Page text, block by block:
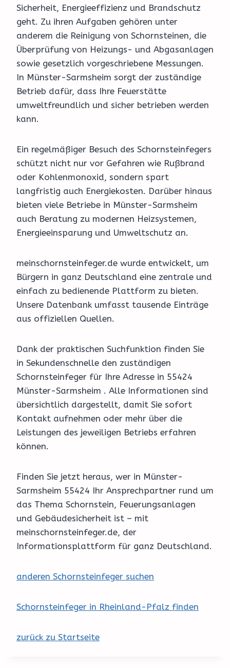
Sicherheit, Energieeffizienz und Brandschutz
geht. Zu ihren Aufgaben gehören unter
anderem die Reinigung von Schornsteinen, die
Überprüfung von Heizungs- und Abgasanlagen
sowie gesetzlich vorgeschriebene Messungen.
In Münster-Sarmsheim sorgt der zuständige
Betrieb dafür, dass Ihre Feuerstätte
umweltfreundlich und sicher betrieben werden
kann.
Ein regelmäßiger Besuch des Schornsteinfegers
schützt nicht nur vor Gefahren wie Rußbrand
oder Kohlenmonoxid, sondern spart
langfristig auch Energiekosten. Darüber hinaus
bieten viele Betriebe in Münster-Sarmsheim
auch Beratung zu modernen Heizsystemen,
Energieeinsparung und Umweltschutz an.
meinschornsteinfeger.de wurde entwickelt, um
Bürgern in ganz Deutschland eine zentrale und
einfach zu bedienende Plattform zu bieten.
Unsere Datenbank umfasst tausende Einträge
aus offiziellen Quellen.
Dank der praktischen Suchfunktion finden Sie
in Sekundenschnelle den zuständigen
Schornsteinfeger für Ihre Adresse in 55424
Münster-Sarmsheim . Alle Informationen sind
übersichtlich dargestellt, damit Sie sofort
Kontakt aufnehmen oder mehr über die
Leistungen des jeweiligen Betriebs erfahren
können.
Finden Sie jetzt heraus, wer in Münster-
Sarmsheim 55424 Ihr Ansprechpartner rund um
das Thema Schornstein, Feuerungsanlagen
und Gebäudesicherheit ist – mit
meinschornsteinfeger.de, der
Informationsplattform für ganz Deutschland.
anderen Schornsteinfeger suchen
Schornsteinfeger in Rheinland-Pfalz finden
zurück zu Startseite